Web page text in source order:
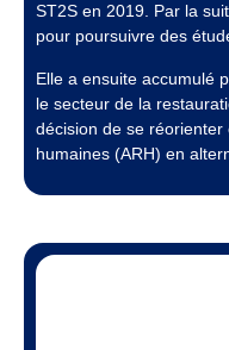
ST2S en 2019. Par la
pour poursuivre des
Elle a ensuite accumulé
le secteur de la
décision de se
humaines (ARH) en